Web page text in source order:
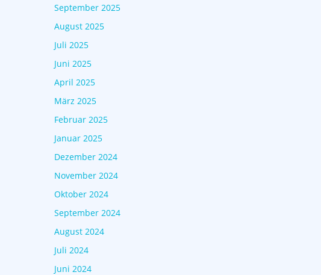
September 2025
August 2025
Juli 2025
Juni 2025
April 2025
März 2025
Februar 2025
Januar 2025
Dezember 2024
November 2024
Oktober 2024
September 2024
August 2024
Juli 2024
Juni 2024